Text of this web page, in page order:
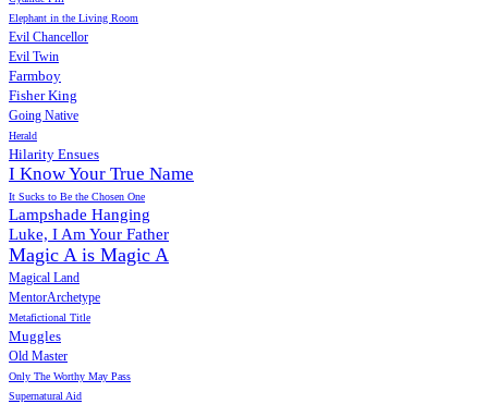
Elephant in the Living Room
Evil Chancellor
Evil Twin
Farmboy
Fisher King
Going Native
Herald
Hilarity Ensues
I Know Your True Name
It Sucks to Be the Chosen One
Lampshade Hanging
Luke, I Am Your Father
Magic A is Magic A
Magical Land
MentorArchetype
Metafictional Title
Muggles
Old Master
Only The Worthy May Pass
Supernatural Aid